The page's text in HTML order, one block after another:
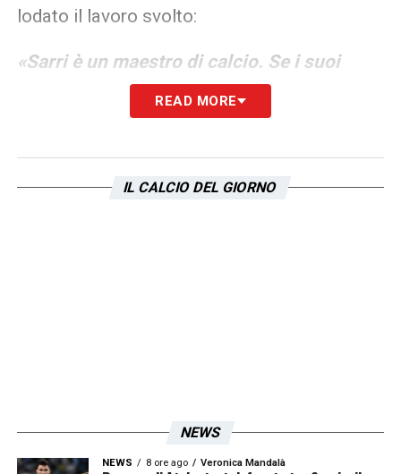
lodato il lavoro svolto:
«Sarri è un maestro di calcio. Se i suoi
calciatori avranno voglia di seguirlo fino in
fondo, la Lazio potrà uscire da questo
quando viene compresa, può trasformare
una sfida delicata, in un contesto che può
mettere alla prova anche i più esperti».
READ MORE
IL CALCIO DEL GIORNO
NEWS
NEWS 8 ore ago Veronica Mandalà